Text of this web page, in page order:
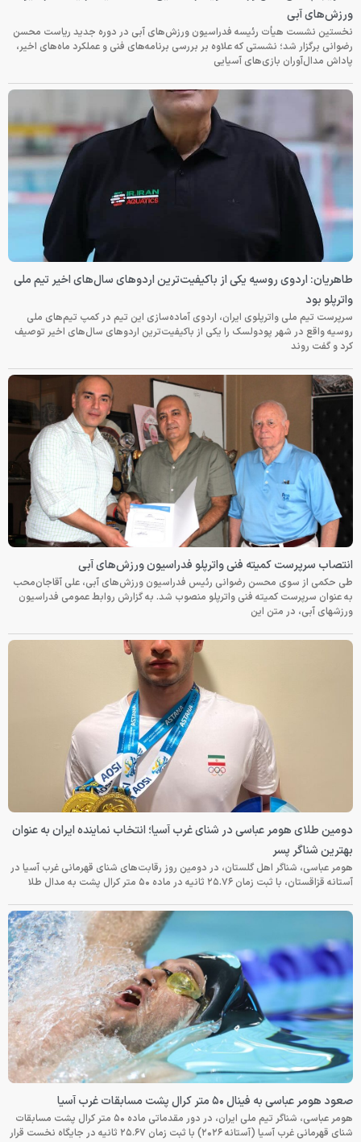
ورزش‌های آبی
نخستین نشست هیأت رئیسه فدراسیون ورزش‌های آبی در دوره جدید ریاست محسن
رضوانی برگزار شد؛ نشستی که علاوه بر بررسی برنامه‌های فنی و عملکرد ماه‌های اخیر،
پاداش مدال‌آوران بازی‌های آسیایی
طاهریان: اردوی روسیه یکی از باکیفیت‌ترین اردوهای سال‌های اخیر تیم ملی
واترپلو بود
سرپرست تیم ملی واترپلوی ایران، اردوی آماده‌سازی این تیم در کمپ تیم‌های ملی
روسیه واقع در شهر پودولسک را یکی از باکیفیت‌ترین اردوهای سال‌های اخیر توصیف
کرد و گفت روند
انتصاب سرپرست کمیته فنی واترپلو فدراسیون ورزش‌های آبی
طی حکمی از سوی محسن رضوانی رئیس فدراسیون ورزش‌های آبی، علی آقاجان‌محب
به عنوان سرپرست کمیته فنی واترپلو منصوب شد. به گزارش روابط عمومی فدراسیون
ورزشهای آبی، در متن این
دومین طلای هومر عباسی در شنای غرب آسیا؛ انتخاب نماینده ایران به عنوان
بهترین شناگر پسر
هومر عباسی، شناگر اهل گلستان، در دومین روز رقابت‌های شنای قهرمانی غرب آسیا در
آستانه قزاقستان، با ثبت زمان ۲۵.۷۶ ثانیه در ماده ۵۰ متر کرال پشت به مدال طلا
صعود هومر عباسی به فینال ۵۰ متر کرال پشت مسابقات غرب آسیا
هومر عباسی، شناگر تیم ملی ایران، در دور مقدماتی ماده ۵۰ متر کرال پشت مسابقات
شنای قهرمانی غرب آسیا (آستانه ۲۰۲۶) با ثبت زمان ۲۵.۶۷ ثانیه در جایگاه نخست قرار